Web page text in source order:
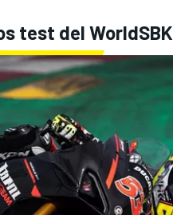
test del WorldSBK